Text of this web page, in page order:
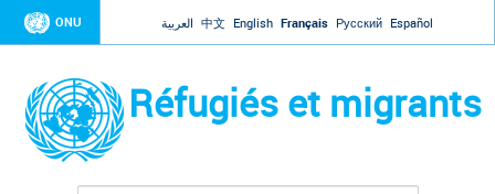
Jump to navigation
ONU العربية 中文 English Français Русский Español
Réfugiés et migrants